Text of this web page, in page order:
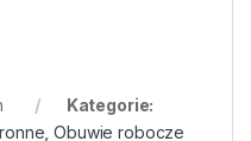
Kategorie:
,Obuwie robocze